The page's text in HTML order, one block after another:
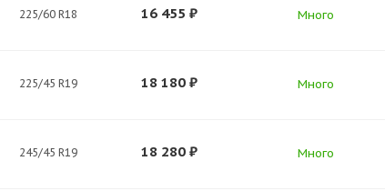
225/60 R18 16 455 ₽ Много
225/45 R19 18 180 ₽ Много
245/45 R19 18 280 ₽ Много